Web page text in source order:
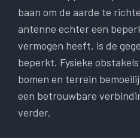
baan om de aarde te
antenne echter een
vermogen heeft, is de
beperkt. Fysieke
bomen en terrein
een betrouwbare
verder.